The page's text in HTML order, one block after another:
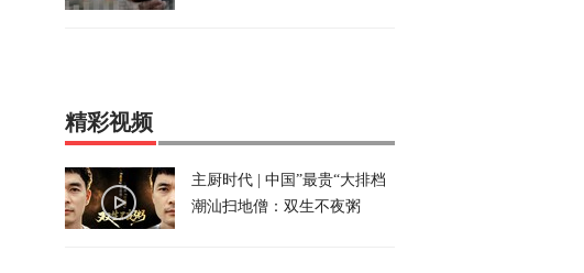
精彩视频
主厨时代 | 中国”最贵“大排档
潮汕扫地僧：双生不夜粥